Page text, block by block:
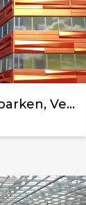
Lysholtparken, Vejle